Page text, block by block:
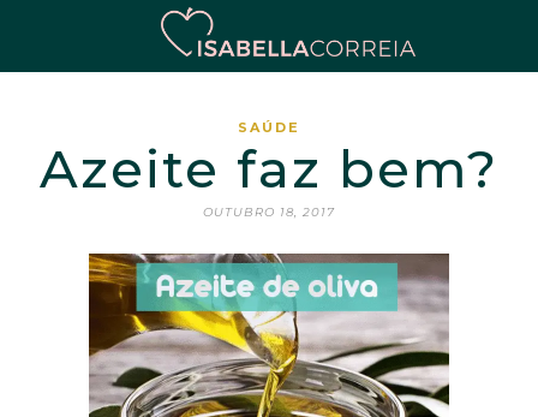
SAÚDE
Azeite faz bem?
OUTUBRO 18, 2017